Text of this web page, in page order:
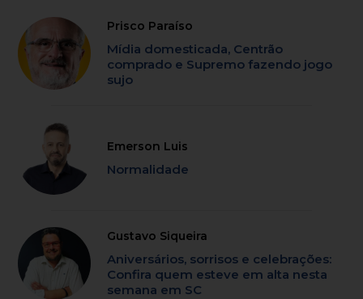
Prisco Paraíso
Mídia domesticada, Centrão
comprado e Supremo fazendo jogo
sujo
Emerson Luis
Normalidade
Gustavo Siqueira
Aniversários, sorrisos e celebrações:
Confira quem esteve em alta nesta
semana em SC